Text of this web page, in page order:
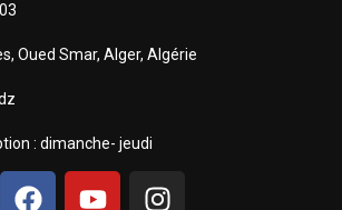
Oued Smar, Alger, Algérie
: dimanche- jeudi